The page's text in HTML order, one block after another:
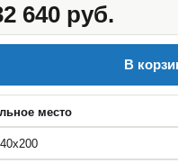
640 руб.
В
место